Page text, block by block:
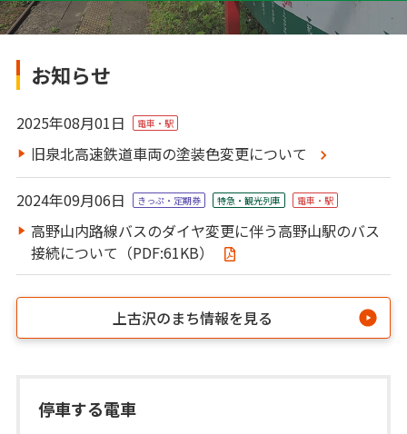
お知らせ
2025年08月01日 電車・駅
旧泉北高速鉄道車両の塗装色変更について
2024年09月06日 きっぷ・定期券 特急・観光列⾞ 電車・駅
高野山内路線バスのダイヤ変更に伴う高野山駅のバス
接続について（PDF:61KB）
上古沢のまち情報を見る
停車する電車